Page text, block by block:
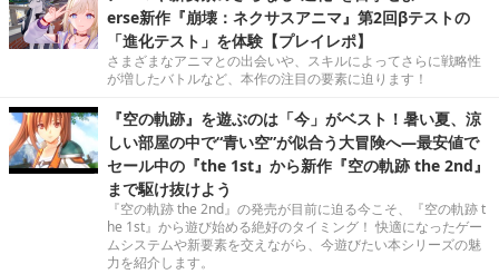
erse新作『崩壊：ネクサスアニマ』第2回βテストの
「進化テスト」を体験【プレイレポ】
さまざまなアニマとの出会いや、スキルによってさらに戦略性
が増したバトルなど、本作の注目の要素に迫ります！
『空の軌跡』を遊ぶのは「今」がベスト！暑い夏、涼
しい部屋の中で“青い空”が似合う大冒険へ―最安値で
セール中の『the 1st』から新作『空の軌跡 the 2nd』
まで駆け抜けよう
『空の軌跡 the 2nd』の発売が目前に迫る今こそ、『空の軌跡 t
he 1st』から遊び始める絶好のタイミング！ 快適になったゲー
ムシステムや新要素を交えながら、今遊びたい本シリーズの魅
力を紹介します。